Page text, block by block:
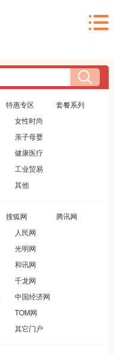
特惠专区
套餐系列
女性时尚
亲子母婴
健康医疗
工业贸易
其他
搜狐网
腾讯网
人民网
光明网
和讯网
千龙网
中国经济网
TOM网
其它门户